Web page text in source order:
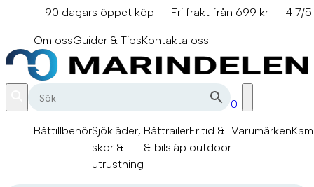
innehåll
90 dagars öppet köp Fri frakt från 699 kr
4.7/
Om ossGuider & TipsKontakta oss
0
BåttillbehörSjökläder,
skor &
utrustning
Båttrailer
& bilsläp
Fritid &
outdoor
Varumärken